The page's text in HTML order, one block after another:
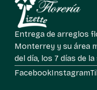
Entrega de arreglos
Monterrey y su área
del día, los 7 días de la
FacebookInstagram